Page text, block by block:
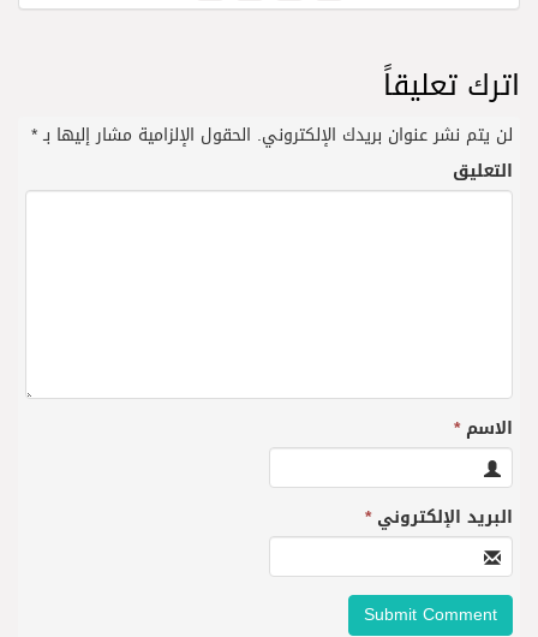
اترك تعليقاً
لن يتم نشر عنوان بريدك الإلكتروني. الحقول الإلزامية مشار إليها بـ*
التعليق
الاسم*
البريد الإلكتروني*